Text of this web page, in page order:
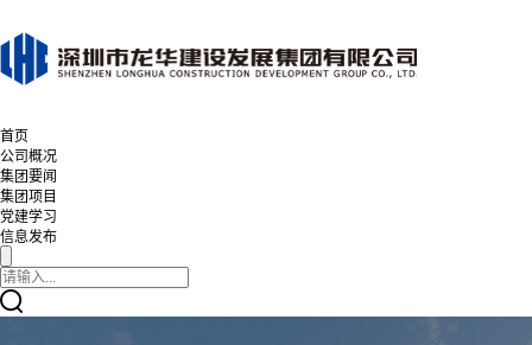
首页
公司概况
集团要闻
集团项目
党建学习
信息发布